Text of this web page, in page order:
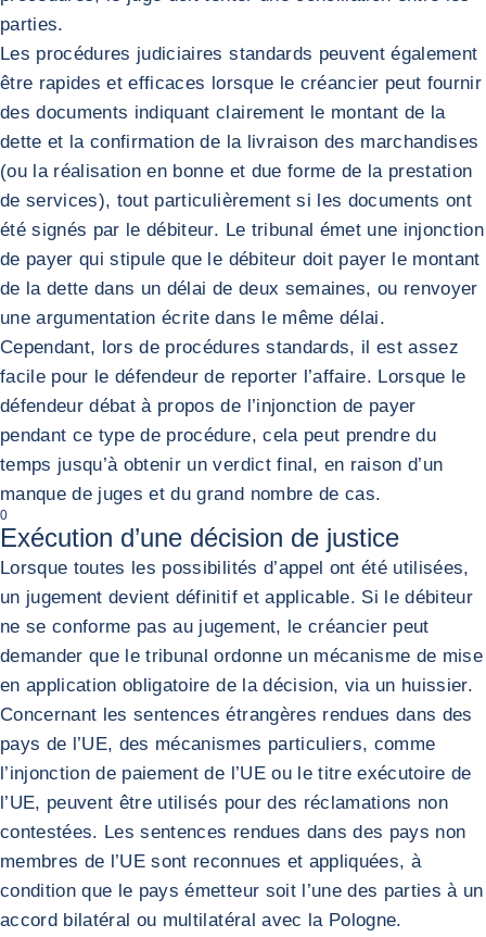
parties.
Les procédures judiciaires standards peuvent également
être rapides et efficaces lorsque le créancier peut fournir
des documents indiquant clairement le montant de la
dette et la confirmation de la livraison des marchandises
(ou la réalisation en bonne et due forme de la prestation
de services), tout particulièrement si les documents ont
été signés par le débiteur. Le tribunal émet une injonction
de payer qui stipule que le débiteur doit payer le montant
de la dette dans un délai de deux semaines, ou renvoyer
une argumentation écrite dans le même délai.
Cependant, lors de procédures standards, il est assez
facile pour le défendeur de reporter l’affaire. Lorsque le
défendeur débat à propos de l’injonction de payer
pendant ce type de procédure, cela peut prendre du
temps jusqu’à obtenir un verdict final, en raison d’un
manque de juges et du grand nombre de cas.
0
Exécution d’une décision de justice
Lorsque toutes les possibilités d’appel ont été utilisées,
un jugement devient définitif et applicable. Si le débiteur
ne se conforme pas au jugement, le créancier peut
demander que le tribunal ordonne un mécanisme de mise
en application obligatoire de la décision, via un huissier.
Concernant les sentences étrangères rendues dans des
pays de l’UE, des mécanismes particuliers, comme
l’injonction de paiement de l’UE ou le titre exécutoire de
l’UE, peuvent être utilisés pour des réclamations non
contestées. Les sentences rendues dans des pays non
membres de l’UE sont reconnues et appliquées, à
condition que le pays émetteur soit l’une des parties à un
accord bilatéral ou multilatéral avec la Pologne.